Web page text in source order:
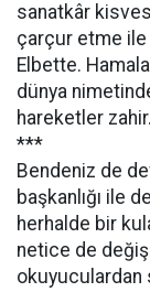
sanatkâr
çarçur etme ile
Elbette.
dünya
hareketler zahir.
***
Bendeniz de
başkanlığı ile
herhalde bir
netice de
okuyuculardan